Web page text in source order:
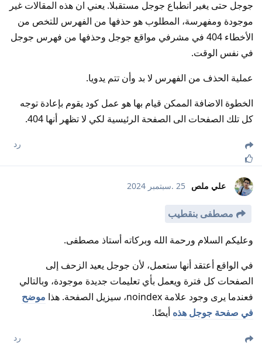
جوجل حتى يغير انطباع جوجل مستقبلا. يعني ان هذه المقالات غير
موجودة ومفهرسة، المطلوب هو حذفها من الفهرس للتخص من
الأخطاء 404 في مشرفي مواقع جوجل وحذفها من فهرس جوجل
في نفس الوقت.
عملية الحذف من الفهرس لا بد وأن تتم يدويا.
الخطوة الاضافة الممكن قيام بها هو عمل كود يقوم بإعادة توجه
كل تلك الصفحات الى الصفحة الرئيسية لكي لا تظهر أنها 404.
رد
علي ملص 25 .سبتمبر 2024
مصطفى بنقطيب
وعليكم السلام ورحمة الله وبركاته أستاذ مصطفى.
في الواقع أعتقد أنها ستعمل، لأن جوجل يعيد الزحف إلى
الصفحات كل فترة ويعمل بأي تعليمات جديدة موجودة، وبالتالي
فعندما يرى وجود علامة noindex، سيزيل الصفحة. هذا
موضح
في صفحة جوجل هذه أيضًا.
رد